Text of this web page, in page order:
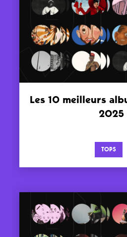
Les 10 meilleurs
2025
TOPS